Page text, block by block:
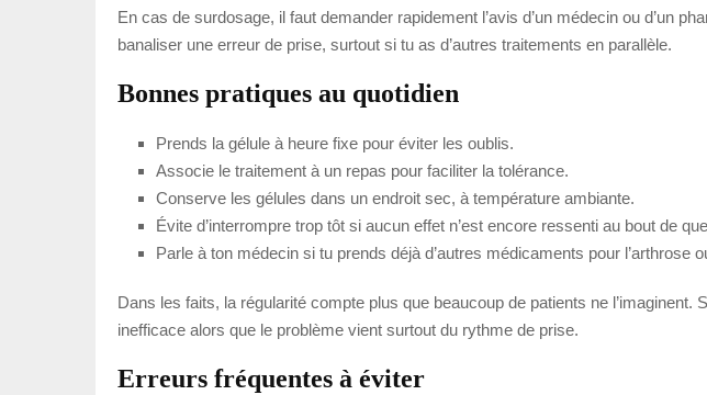
En cas de surdosage, il faut demander rapidement l’avis d’un médecin ou d’un
banaliser une erreur de prise, surtout si tu as d’autres traitements en parallèle.
Bonnes pratiques au quotidien
Prends la gélule à heure fixe pour éviter les oublis.
Associe le traitement à un repas pour faciliter la tolérance.
Conserve les gélules dans un endroit sec, à température ambiante.
Évite d’interrompre trop tôt si aucun effet n’est encore ressenti au bout de
Parle à ton médecin si tu prends déjà d’autres médicaments pour l’arthrose
Dans les faits, la régularité compte plus que beaucoup de patients ne
inefficace alors que le problème vient surtout du rythme de prise.
Erreurs fréquentes à éviter